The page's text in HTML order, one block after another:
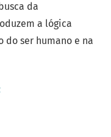
da
a lógica
do ser humano e na